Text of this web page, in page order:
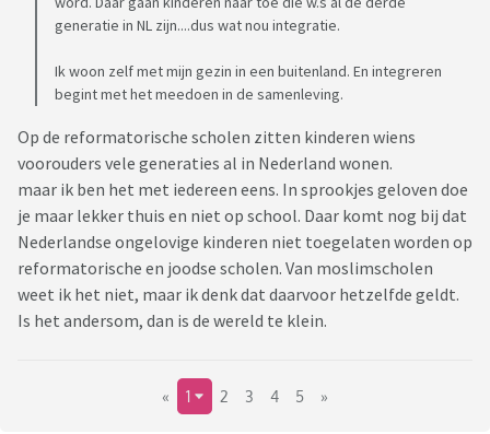
generatie in NL zijn....dus wat nou integratie.
Ik woon zelf met mijn gezin in een buitenland. En integreren
begint met het meedoen in de samenleving.
Op de reformatorische scholen zitten kinderen wiens
voorouders vele generaties al in Nederland wonen.
maar ik ben het met iedereen eens. In sprookjes geloven doe
je maar lekker thuis en niet op school. Daar komt nog bij dat
Nederlandse ongelovige kinderen niet toegelaten worden op
reformatorische en joodse scholen. Van moslimscholen
weet ik het niet, maar ik denk dat daarvoor hetzelfde geldt.
Is het andersom, dan is de wereld te klein.
« 1 2 3 4 5 »